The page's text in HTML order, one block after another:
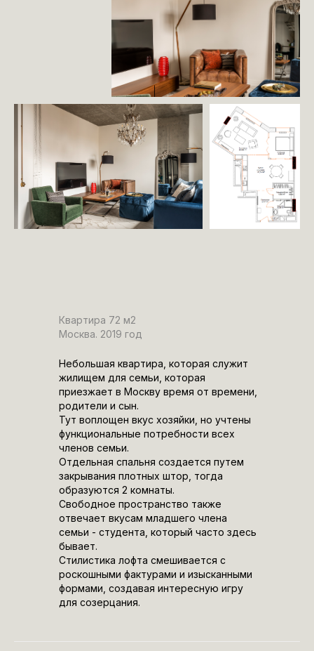
Квартира 72 м2
Москва. 2019 год
Небольшая квартира, которая служит
жилищем для семьи, которая
приезжает в Москву время от времени,
родители и сын.
Тут воплощен вкус хозяйки, но учтены
функциональные потребности всех
членов семьи.
Отдельная спальня создается путем
закрывания плотных штор, тогда
образуются 2 комнаты.
Свободное пространство также
отвечает вкусам младшего члена
семьи - студента, который часто здесь
бывает.
Стилистика лофта смешивается с
роскошными фактурами и изысканными
формами, создавая интересную игру
для созерцания.